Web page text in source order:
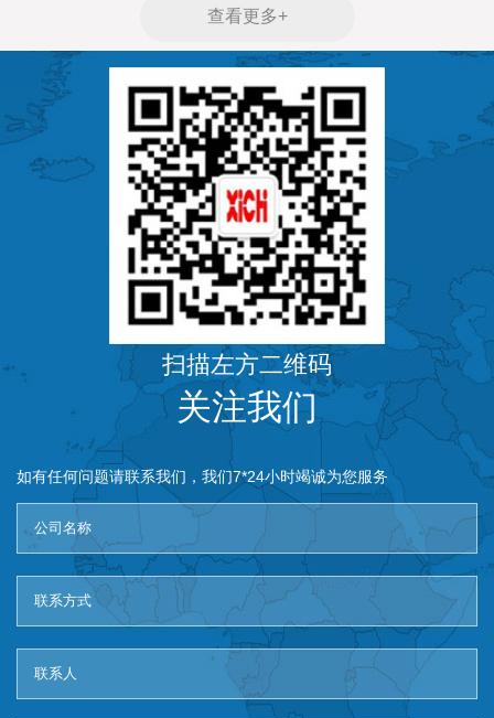
查看更多+
扫描左方二维码
关注我们
如有任何问题请联系我们，我们7*24小时竭诚为您服务